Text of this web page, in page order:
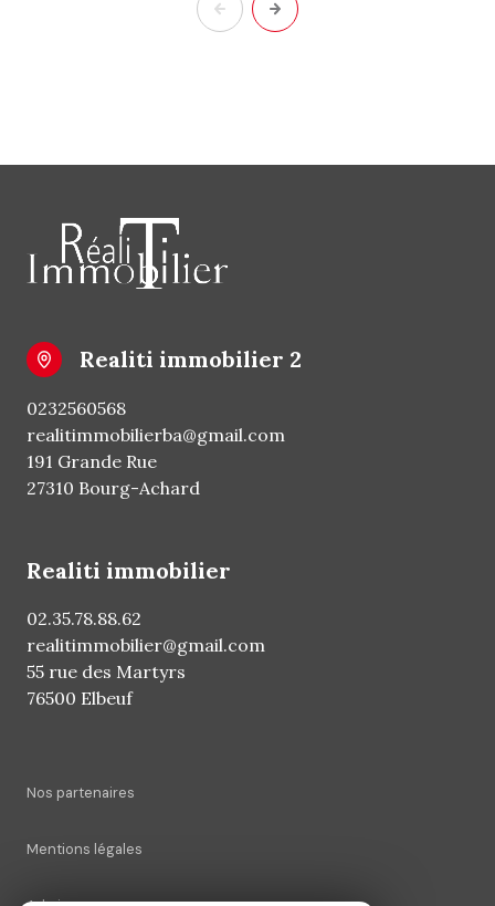
realiti immobilier 2
0232560568
realitimmobilierba@gmail.com
191 Grande Rue
27310 Bourg-Achard
realiti immobilier
02.35.78.88.62
realitimmobilier@gmail.com
55 rue des Martyrs
76500 Elbeuf
Nos partenaires
Mentions légales